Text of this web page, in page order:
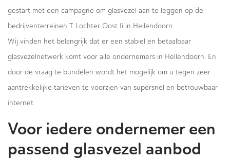
gestart met een campagne om glasvezel aan te leggen op de
bedrijventerreinen T Lochter Oost Ii in Hellendoorn.
Wij vinden het belangrijk dat er een stabiel en betaalbaar
glasvezelnetwerk komt voor alle ondernemers in Hellendoorn. En
door de vraag te bundelen wordt het mogelijk om u tegen zeer
aantrekkelijke tarieven te voorzien van supersnel en betrouwbaar
internet.
Voor iedere ondernemer een
passend glasvezel aanbod